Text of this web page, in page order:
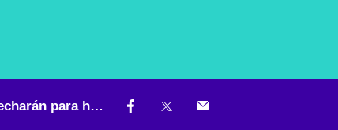
Créditos de consumo verán novedad en diciembre y muchos la aprovecharán para hacer compras